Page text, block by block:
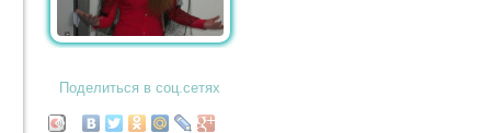
Поделиться в соц.сетях